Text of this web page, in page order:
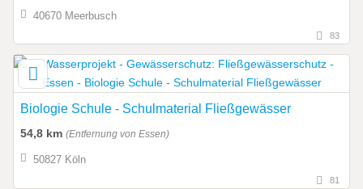
40670 Meerbusch
83
Biologie Schule - Schulmaterial Fließgewässer
54,8 km (Entfernung von Essen)
50827 Köln
81